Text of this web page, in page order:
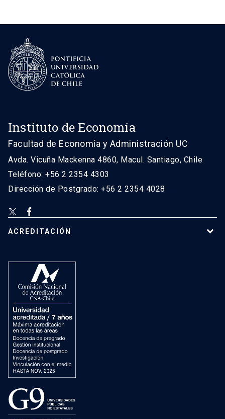
Instituto de Economía
Facultad de Economía y Administración UC
Avda. Vicuña Mackenna 4860, Macul. Santiago, Chile
Teléfono: +56 2 2354 4303
Dirección de Postgrado: +56 2 2354 4028
ACREDITACIÓN